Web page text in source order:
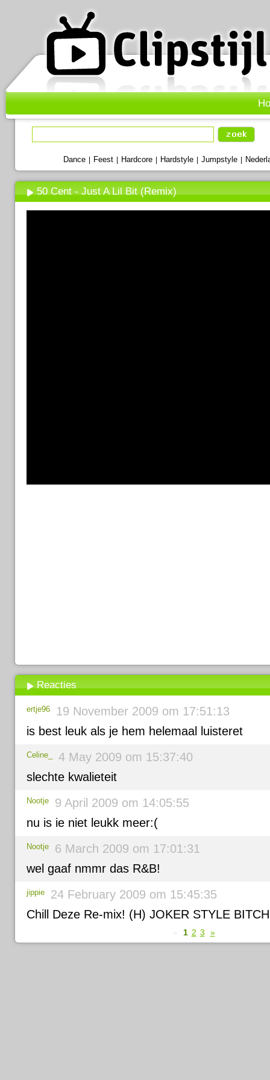
Dance Feest Hardcore Hardstyle Jumpstyle
50 Cent - Just A Lil Bit (Remix)
Reacties
ertje96
19 November 2009 om 17:51:13
is best leuk als je hem helemaal luisteret
Celine_
4 May 2009 om 15:37:40
slechte kwalieteit
Nootje
9 April 2009 om 14:05:55
nu is ie niet leukk meer:(
Nootje
6 March 2009 om 17:01:31
wel gaaf nmmr das R&B!
jippie
24 February 2009 om 15:45:35
Chill Deze Re-mix! (H) JOKER STYLE
« 1 2 3 »